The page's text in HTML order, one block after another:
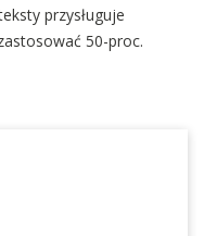
przysługuje
50-proc.